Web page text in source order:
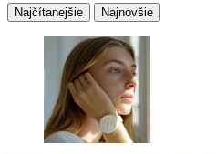
Najčítanejšie Najnovšie